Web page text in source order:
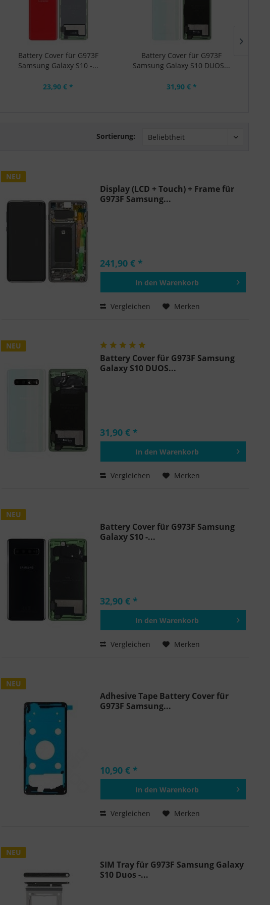
Battery Cover für G973F
Samsung Galaxy S10 -...
23,90 € *
Battery Cover für G973F
Samsung Galaxy S10 DUOS...
31,90 € *
Sortierung:
NEU
Display (LCD + Touch) + Frame für
G973F Samsung...
241,90 € *
In den Warenkorb
Hinzugefügt
Vergleichen Merken
NEU
Battery Cover für G973F Samsung
Galaxy S10 DUOS...
31,90 € *
In den Warenkorb
Hinzugefügt
Vergleichen Merken
NEU
Battery Cover für G973F Samsung
Galaxy S10 -...
32,90 € *
In den Warenkorb
Hinzugefügt
Vergleichen Merken
NEU
Adhesive Tape Battery Cover für
G973F Samsung...
10,90 € *
In den Warenkorb
Hinzugefügt
Vergleichen Merken
NEU
SIM Tray für G973F Samsung Galaxy
S10 Duos -...